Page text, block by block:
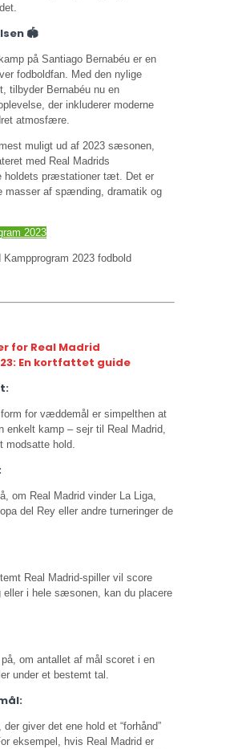
🏟️
på Santiago Bernabéu er en
fodboldfan. Med den nylige
tilbyder Bernabéu nu en
der inkluderer moderne
atmosfære.
muligt ud af 2023 sæsonen,
med Real Madrids
holdets præstationer tæt. Det er
af spænding, dramatik og
2023
for Real Madrid
En kortfattet guide
for væddemål er simpelthen at
enkelt kamp – sejr til Real Madrid,
modsatte hold.
om Real Madrid vinder La Liga,
del Rey eller andre turneringer de
Real Madrid-spiller vil score
eller i hele sæsonen, kan du placere
om antallet af mål scoret i en
under et bestemt tal.
giver det ene hold et “forhånd”
eksempel, hvis Real Madrid er